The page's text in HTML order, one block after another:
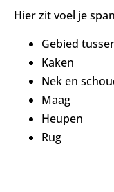
Hier zit voel je
Gebied
Kaken
Nek en
Maag
Heupen
Rug